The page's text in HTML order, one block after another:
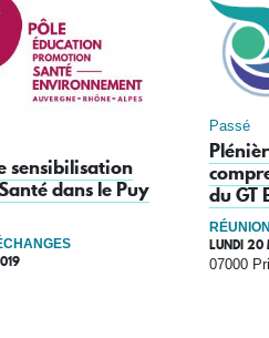
sensibilisation
dans le Puy
Passé
du GT
RÉUNION
LUNDI 20
07000